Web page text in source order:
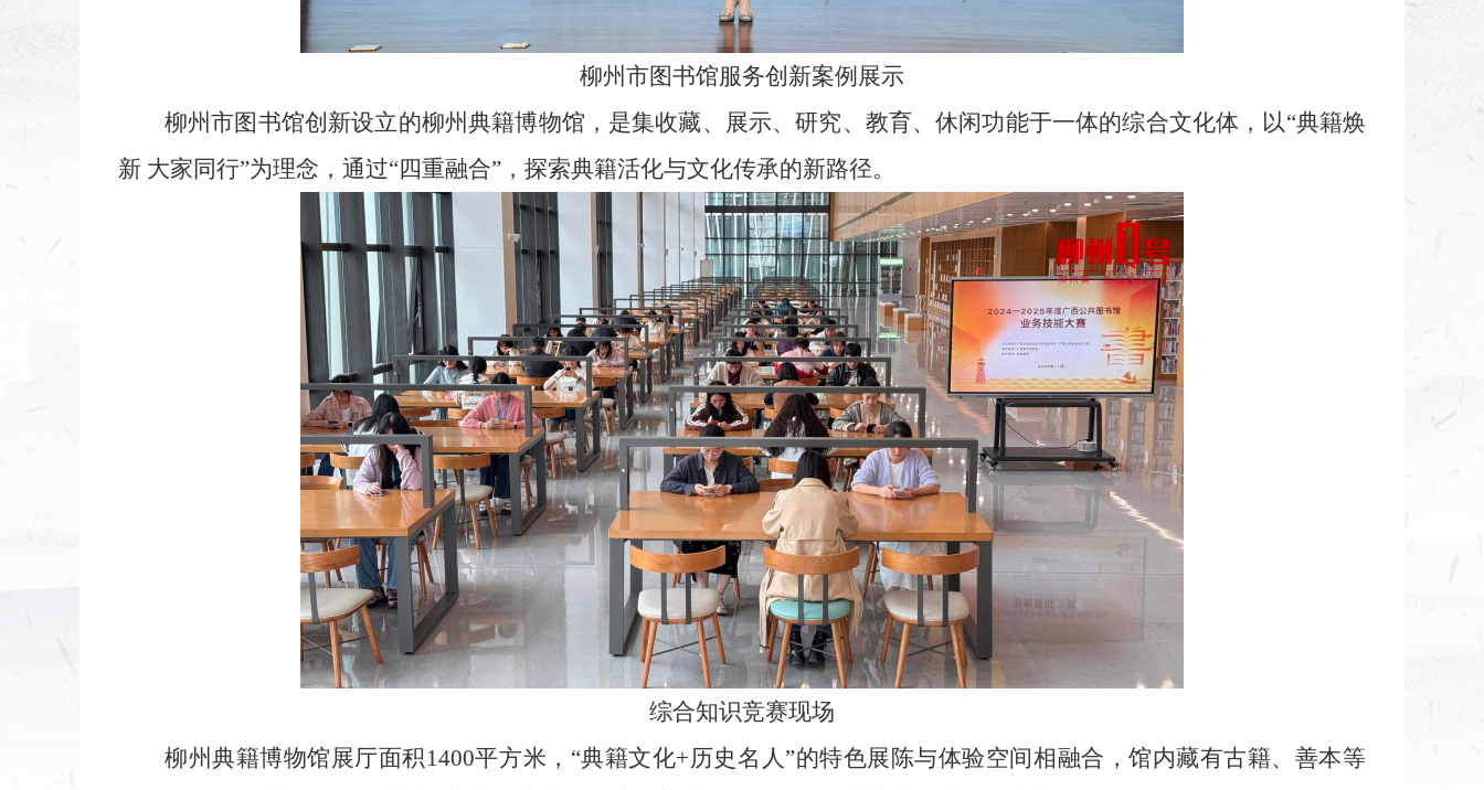
柳州市图书馆服务创新案例展示
柳州市图书馆创新设立的柳州典籍博物馆，是集收藏、展示、研究、教育、休闲功能于一体的综合文化体，以“典籍焕
新 大家同行”为理念，通过“四重融合”，探索典籍活化与文化传承的新路径。
综合知识竞赛现场
柳州典籍博物馆展厅面积1400平方米，“典籍文化+历史名人”的特色展陈与体验空间相融合，馆内藏有古籍、善本等